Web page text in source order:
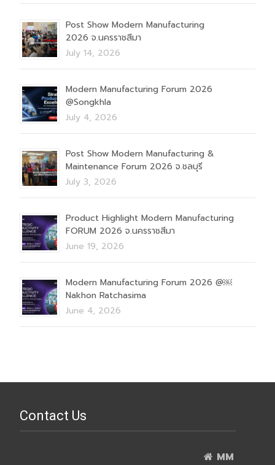
Post Show Modern Manufacturing
2026 จ.นครราชสีมา
July 14, 2026
Modern Manufacturing Forum 2026
@Songkhla
July 4, 2026
Post Show Modern Manufacturing &
Maintenance Forum 2026 จ.ชลบุรี
July 3, 2026
Product Highlight Modern Manufacturing
FORUM 2026 จ.นครราชสีมา
June 19, 2026
Modern Manufacturing Forum 2026 @￼
Nakhon Ratchasima
June 4, 2026
Contact Us
MM